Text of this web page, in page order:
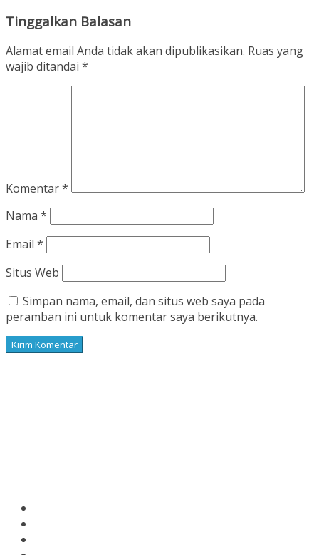
Tinggalkan Balasan
Alamat email Anda tidak akan dipublikasikan. Ruas yang
wajib ditandai *
Komentar*
Nama *
Email *
Situs Web
Simpan nama, email, dan situs web saya pada
peramban ini untuk komentar saya berikutnya.